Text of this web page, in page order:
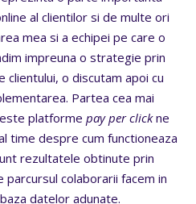
al clientilor si de multe ori
mea si a echipei pe care o
impreuna o strategie prin
o discutam apoi cu
Partea cea mai
platformepay per clickne
time despre cum functioneaza
rezultatele obtinute prin
parcursul colaborarii facem in
datelor adunate.